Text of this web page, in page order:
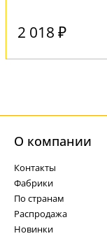
2 018 ₽
О компании
Контакты
Фабрики
По странам
Распродажа
Новинки